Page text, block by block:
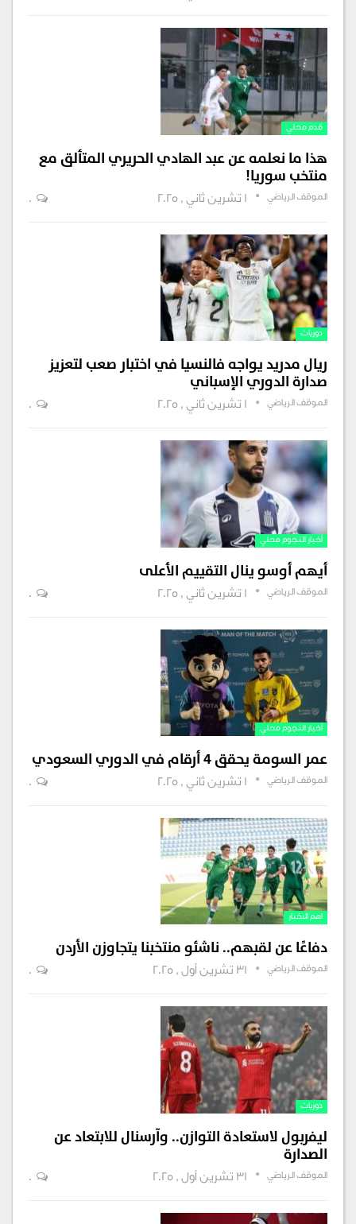
قدم محلي
هذا ما نعلمه عن عبد الهادي الحريري المتألق مع
منتخب سوريا!
الموقف الرياضي 0
دوريات
ريال مدريد يواجه فالنسيا في اختبار صعب لتعزيز
صدارة الدوري الإسباني
الموقف الرياضي 0
أخبار النجوم محلي
أيهم أوسو ينال التقييم الأعلى
الموقف الرياضي 0
أخبار النجوم محلي
عمر السومة يحقق 4 أرقام في الدوري السعودي
الموقف الرياضي 0
اهم الاخبار
دفاعًا عن لقبهم.. ناشئو منتخبنا يتجاوزن الأردن
الموقف الرياضي 31 تشرين أول , 2025 0
دوريات
ليفربول لاستعادة التوازن.. وآرسنال للابتعاد عن
الصدارة
الموقف الرياضي 31 تشرين أول , 2025 0